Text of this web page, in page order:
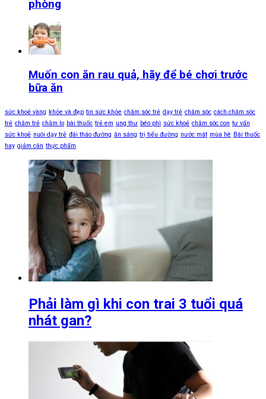
phòng
Muốn con ăn rau quả, hãy để bé chơi trước
bữa ăn
sức khoẻ vàng khỏe và đẹp tin sức khỏe chăm sóc trẻ dạy trẻ chăm sóc cách chăm sóc
trẻ chăm trẻ chăm lo bài thuốc trẻ em ung thư béo phì sức khoẻ chăm sóc con tư vấn
sức khoẻ nuôi dạy trẻ đái tháo đường ăn sáng trị tiểu đường nước mát mùa hè Bài thuốc
hay giảm cân thực phẩm
Phải làm gì khi con trai 3 tuổi quá
nhát gan?